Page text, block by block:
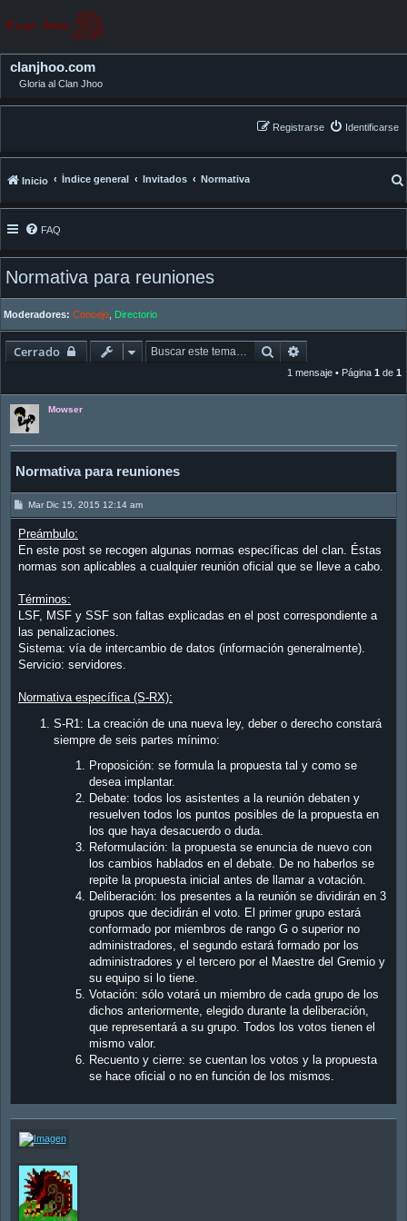
clanjhoo.com
Gloria al Clan Jhoo
Identificarse
Registrarse
Inicio Índice general Invitados Normativa
FAQ
Normativa para reuniones
Moderadores: Concejo Directorio
Cerrado Buscar
1 mensaje • Página 1 de 1
Mowser
Normativa para reuniones
M
s
a
e
Mar Dic 15, 2015 12:14 am
Preámbulo:
En este post se recogen algunas normas específicas del clan. Éstas
normas son aplicables a cualquier reunión oficial que se lleve a cabo.
Términos:
LSF, MSF y SSF son faltas explicadas en el post correspondiente a
las penalizaciones.
Sistema: vía de intercambio de datos (información generalmente).
Servicio: servidores.
Normativa específica (S-RX):
S-R1: La creación de una nueva ley, deber o derecho constará
siempre de seis partes mínimo:
Proposición: se formula la propuesta tal y como se
desea implantar.
Debate: todos los asistentes a la reunión debaten y
resuelven todos los puntos posibles de la propuesta en
los que haya desacuerdo o duda.
Reformulación: la propuesta se enuncia de nuevo con
los cambios hablados en el debate. De no haberlos se
repite la propuesta inicial antes de llamar a votación.
Deliberación: los presentes a la reunión se dividirán en 3
grupos que decidirán el voto. El primer grupo estará
conformado por miembros de rango G o superior no
administradores, el segundo estará formado por los
administradores y el tercero por el Maestre del Gremio y
su equipo si lo tiene.
Votación: sólo votará un miembro de cada grupo de los
dichos anteriormente, elegido durante la deliberación,
que representará a su grupo. Todos los votos tienen el
mismo valor.
Recuento y cierre: se cuentan los votos y la propuesta
se hace oficial o no en función de los mismos.